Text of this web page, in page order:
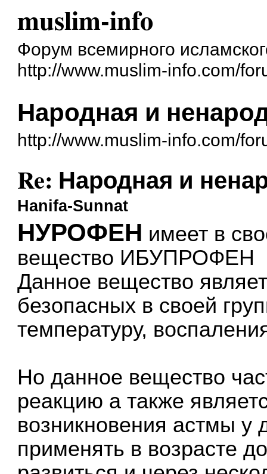
muslim-info
Форум всемирного
http://www.muslim-info.com/
Народная и
http://www.muslim-info.com/
Re: Народная и
Hanifa-Sunnat
НУРОФЕН имеет в
вещество ИБУПРОФЕН
Данное вещество
безопасных в своей
температуру,
Но данное вещество
реакцию а также
возникновения астмы у
применять в возрасте